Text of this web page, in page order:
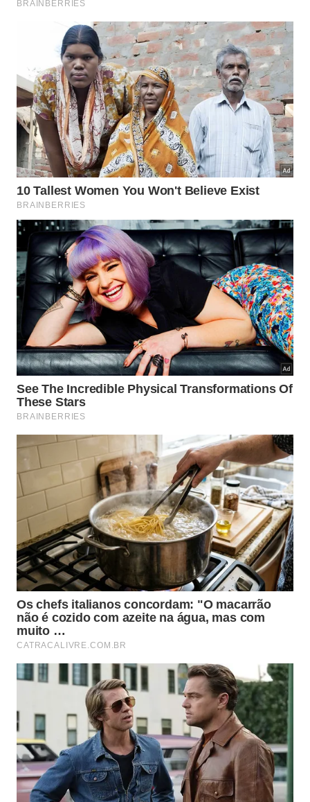
sem arredondar a lombar.
Desça devagar, em dois a três segundos.
Se estiver muito difícil, comece com um assento
mais alto.
Alguns sinais indicam ajuste imediato. Dor pontuda
no joelho, perda de alinhamento para dentro e
impulso exagerado com o corpo são erros comuns.
Nesses casos, reduzir a amplitude ou usar apoio
leve em uma parede já melhora bastante a
mecânica.
O que a pesquisa mostra sobre esse
padrão de força?
Esse tipo de movimento ganhou espaço justamente
por medir e exigir força real de membros inferiores.
Segundo o estudoDifferences in hip and knee
muscle strength between successful and
unsuccessful performances of the single leg sit to
stand test from a 20-cm-high box in healthy young
adults, publicado no periódicoJournal of Physical
Therapy Science, o desempenho no senta e levanta
unilateral se relaciona com diferenças de força no
quadril e no joelho entre adultos jovens saudáveis.
O trabalho pode ser consultado em
página do
estudo indexado no PubMed.
Na leitura prática desse achado, faz sentido tratar o
movimento como mais do que um teste funcional.
Ele também funciona como ferramenta de treino
para pernas, especialmente porque expõe déficits
de força de forma isolada e obriga controle na
subida e na descida. Isso ajuda a explicar por que
muita gente sente mais a coxa nesse padrão do que